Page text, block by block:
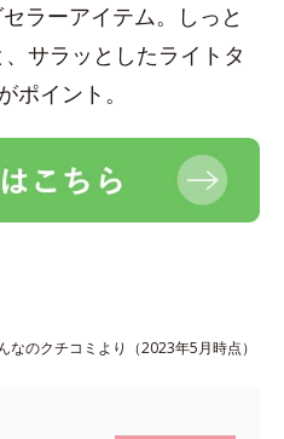
ラーアイテム。しっと
サラッとしたライトタ
ポイント。
のクチコミより（2023年5月時点）